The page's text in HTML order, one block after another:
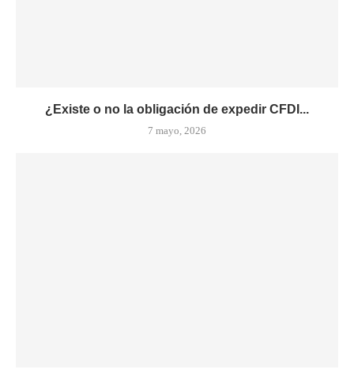
¿Existe o no la obligación de expedir CFDI...
7 mayo, 2026